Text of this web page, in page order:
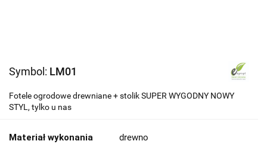
Symbol: LM01
Fotele ogrodowe drewniane + stolik SUPER WYGODNY NOWY
STYL, tylko u nas
Materiał wykonania drewno